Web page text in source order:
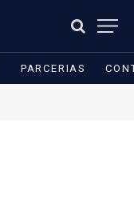
PARCERIAS